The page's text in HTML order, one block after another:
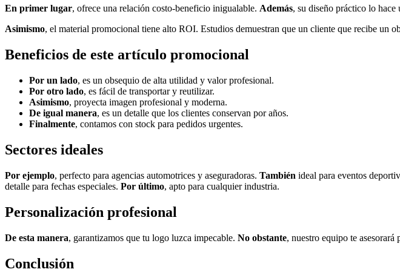
En primer lugar, ofrece una relación costo-beneficio inigualable. Además, su diseño práctico lo hace
Asimismo, el material promocional tiene alto ROI. Estudios demuestran que un cliente que recibe un
Beneficios de este artículo promocional
Por un lado, es un obsequio de alta utilidad y valor profesional.
Por otro lado, es fácil de transportar y reutilizar.
Asimismo, proyecta imagen profesional y moderna.
De igual manera, es un detalle que los clientes conservan por años.
Finalmente, contamos con stock para pedidos urgentes.
Sectores ideales
Por ejemplo, perfecto para agencias automotrices y aseguradoras. También ideal para eventos
detalle para fechas especiales. Por último, apto para cualquier industria.
Personalización profesional
De esta manera, garantizamos que tu logo luzca impecable. No obstante, nuestro equipo te
Conclusión